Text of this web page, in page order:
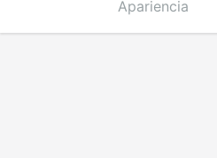
Apariencia